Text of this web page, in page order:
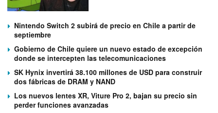
Nintendo Switch 2 subirá de precio en Chile a partir de
septiembre
Gobierno de Chile quiere un nuevo estado de excepción
donde se intercepten las telecomunicaciones
SK Hynix invertirá 38.100 millones de USD para construir
dos fábricas de DRAM y NAND
Los nuevos lentes XR, Viture Pro 2, bajan su precio sin
perder funciones avanzadas